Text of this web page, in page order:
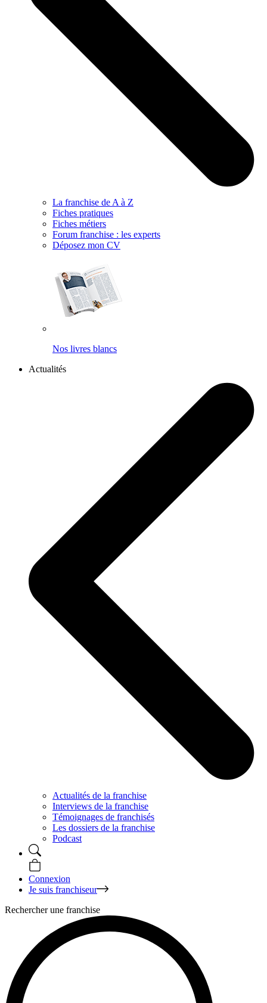
La franchise de A à Z
Fiches pratiques
Fiches métiers
Forum franchise : les experts
Déposez mon CV
Nos livres blancs
Actualités
Actualités de la franchise
Interviews de la franchise
Témoignages de franchisés
Les dossiers de la franchise
Podcast
Connexion
Je suis franchiseur
Rechercher une franchise